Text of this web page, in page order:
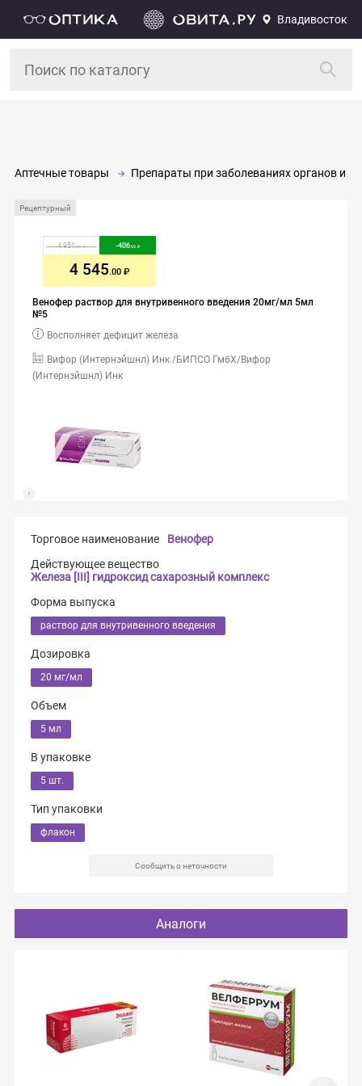
Владивосток
Аптечные товары Препараты при заболеваниях органов и
Рецептурный
Венофер раствор для внутривенного введения 20мг/мл 5мл
№5
Вифор (Интернэйшнл) Инк /БИПСО ГмбХ/Вифор
(Интернэйшнл) Инк
Восполняет дефицит железа
4 951.93 -406.93
4 545.00
Торговое наименование
Венофер
Действующее вещество
Железа [III] гидроксид сахарозный комплекс
Форма выпуска
раствор для внутривенного введения
Дозировка
20 мг/мл
Объем
5 мл
В упаковке
5 шт.
Тип упаковки
флакон
Сообщить о неточности
Аналоги